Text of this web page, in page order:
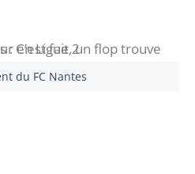
du FC Nantes